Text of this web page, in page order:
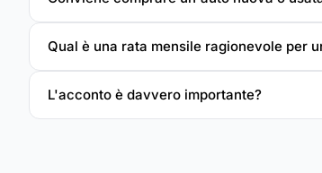
Qual è una rata mensile ragionevole per
L'acconto è davvero importante?